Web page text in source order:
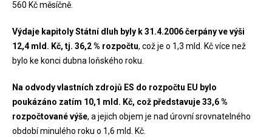
560 Kč měsíčně.
Výdaje kapitoly Státní dluh byly k 31.4.2006 čerpány ve výši
12,4 mld. Kč, tj. 36,2 % rozpočtu, což je o 1,3 mld. Kč více než
bylo ke konci dubna loňského roku.
Na odvody vlastních zdrojů ES do rozpočtu EU bylo
poukázáno zatím 10,1 mld. Kč, což představuje 33,6 %
rozpočtované výše, a jejich objem je nad úrovní srovnatelného
období minulého roku o 1,6 mld. Kč.